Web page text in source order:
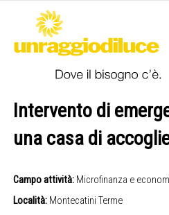
Intervento di
una casa di
Campo attività: Microfinanza e
Località: Montecatini Terme